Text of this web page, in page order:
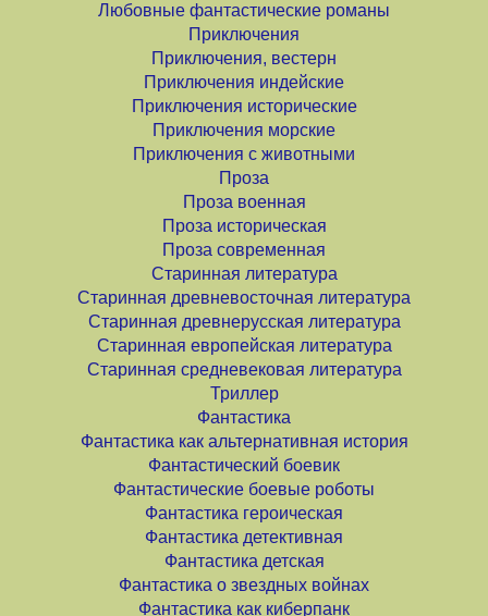
Любовные фантастические романы
Приключения
Приключения, вестерн
Приключения индейские
Приключения исторические
Приключения морские
Приключения с животными
Проза
Проза военная
Проза историческая
Проза современная
Старинная литература
Старинная древневосточная литература
Старинная древнерусская литература
Старинная европейская литература
Старинная средневековая литература
Триллер
Фантастика
Фантастика как альтернативная история
Фантастический боевик
Фантастические боевые роботы
Фантастика героическая
Фантастика детективная
Фантастика детская
Фантастика о звездных войнах
Фантастика как киберпанк